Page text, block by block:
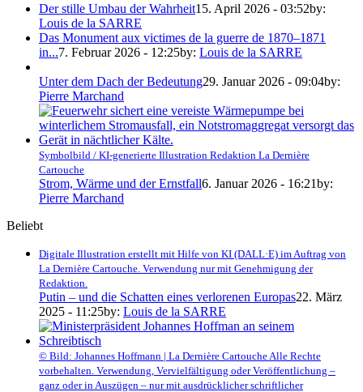
Der stille Umbau der Wahrheit15. April 2026 - 03:52by:
Louis de la SARRE
Das Monument aux victimes de la guerre de 1870–1871
in...7. Februar 2026 - 12:25by: Louis de la SARRE
Unter dem Dach der Bedeutung29. Januar 2026 - 09:04by:
Pierre Marchand
Symbolbild / KI-generierte Illustration Redaktion La Dernière
Cartouche
Strom, Wärme und der Ernstfall6. Januar 2026 - 16:21by:
Pierre Marchand
Beliebt
Digitale Illustration erstellt mit Hilfe von KI (DALL·E) im Auftrag von
La Dernière Cartouche. Verwendung nur mit Genehmigung der
Redaktion.
Putin – und die Schatten eines verlorenen Europas22. März
2025 - 11:25by: Louis de la SARRE
© Bild: Johannes Hoffmann | La Dernière Cartouche Alle Rechte
vorbehalten. Verwendung, Vervielfältigung oder Veröffentlichung –
ganz oder in Auszügen – nur mit ausdrücklicher schriftlicher